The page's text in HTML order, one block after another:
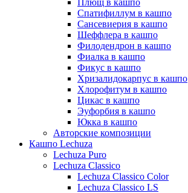
Плющ в кашпо
Спатифиллум в кашпо
Сансевиерия в кашпо
Шеффлера в кашпо
Филодендрон в кашпо
Фиалка в кашпо
Фикус в кашпо
Хризалидокарпус в кашпо
Хлорофитум в кашпо
Цикас в кашпо
Эуфорбия в кашпо
Юкка в кашпо
Авторские композиции
Кашпо Lechuza
Lechuza Puro
Lechuza Classico
Lechuza Classico Color
Lechuza Classico LS